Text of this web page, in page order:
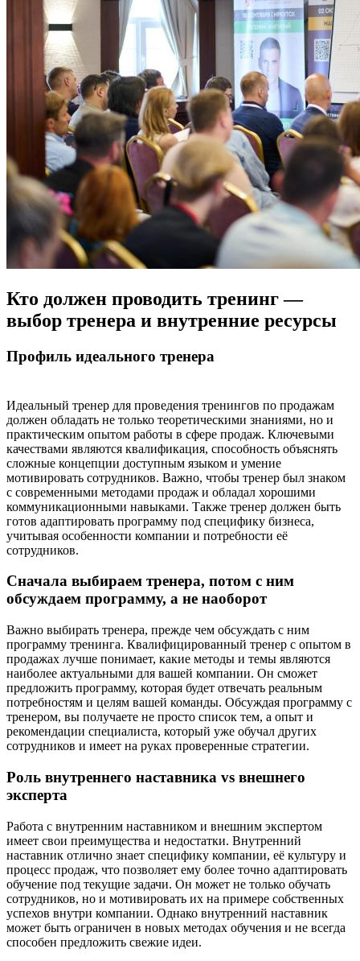
Кто должен проводить тренинг —
выбор тренера и внутренние ресурсы
Профиль идеального тренера
Идеальный тренер для проведения тренингов по продажам
должен обладать не только теоретическими знаниями, но и
практическим опытом работы в сфере продаж. Ключевыми
качествами являются квалификация, способность объяснять
сложные концепции доступным языком и умение
мотивировать сотрудников. Важно, чтобы тренер был знаком
с современными методами продаж и обладал хорошими
коммуникационными навыками. Также тренер должен быть
готов адаптировать программу под специфику бизнеса,
учитывая особенности компании и потребности её
сотрудников.
Сначала выбираем тренера, потом с ним
обсуждаем программу, а не наоборот
Важно выбирать тренера, прежде чем обсуждать с ним
программу тренинга. Квалифицированный тренер с опытом в
продажах лучше понимает, какие методы и темы являются
наиболее актуальными для вашей компании. Он сможет
предложить программу, которая будет отвечать реальным
потребностям и целям вашей команды. Обсуждая программу с
тренером, вы получаете не просто список тем, а опыт и
рекомендации специалиста, который уже обучал других
сотрудников и имеет на руках проверенные стратегии.
Роль внутреннего наставника vs внешнего
эксперта
Работа с внутренним наставником и внешним экспертом
имеет свои преимущества и недостатки. Внутренний
наставник отлично знает специфику компании, её культуру и
процесс продаж, что позволяет ему более точно адаптировать
обучение под текущие задачи. Он может не только обучать
сотрудников, но и мотивировать их на примере собственных
успехов внутри компании. Однако внутренний наставник
может быть ограничен в новых методах обучения и не всегда
способен предложить свежие идеи.